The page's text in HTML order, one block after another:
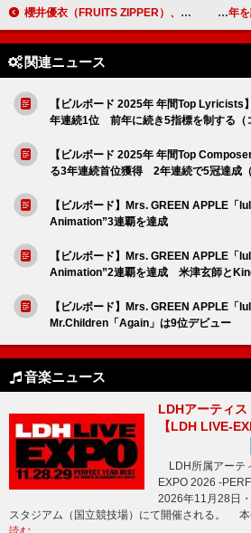
櫻井優衣（FRUITS ZIPPER）、自己愛たっぷりの新曲「ぜんぶ可愛いのせい」MVプレミア公開へ Creepy
関連ニュース
【ビルボード 2025年 年間Top Lyricists
年連続1位 前年に続き5指標を制する（
【ビルボード 2025年 年間Top
る3年連続首位獲得 2年連続で5冠達成（
【ビルボード】Mrs. GREEN APPLE「
Animation”3連覇を達成
【ビルボード】Mrs. GREEN APPLE「
Animation”2連覇を達成 米津玄師と
【ビルボード】Mrs. GREEN APPLE「
Mr.Children「Again」は9位デビュー
音楽ニュース
LDHアーティ
【LDH LIVE-
LDH所属アーテ
EXPO 2026 -
2026年11月28日
スタジアム（国立競技場）にて開催される。